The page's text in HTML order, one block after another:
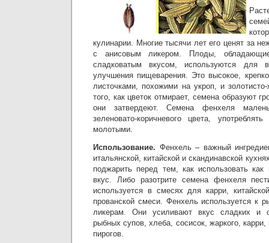
кулинарии. Многие тысячи лет его ценят за
с анисовым ликером. Плоды,
сладковатым вкусом, используются для
улучшения пищеварения. Это высокое,
листочками, похожими на укроп, и
того, как цветок отмирает, семена образуют
они затвердеют. Семена фенхеля
зеленовато-коричневого цвета,
молотыми.
Использование. Фенхель – важный
итальянской, китайской и скандинавской
поджарить перед тем, как использовать как
вкус. Либо разотрите семена фенхеля
используется в смесях для карри,
прованской смеси. Фенхель используется к
ликерам. Они усиливают вкус сладких и
рыбных супов, хлеба, сосисок, жаркого,
пирогов.